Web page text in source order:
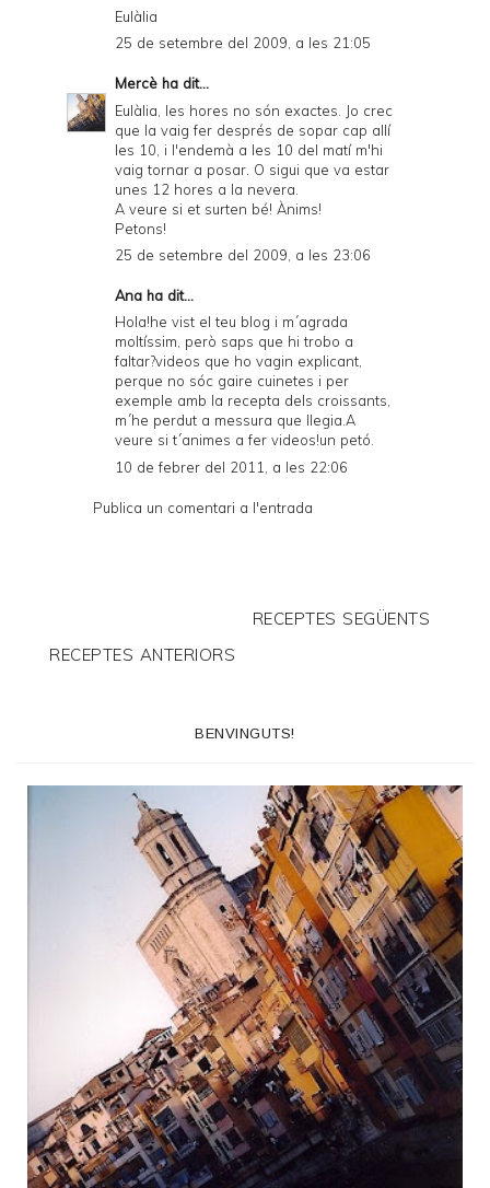
Eulàlia
25 de setembre del 2009, a les 21:05
Mercè ha dit...
Eulàlia, les hores no són exactes. Jo crec
que la vaig fer després de sopar cap allí
les 10, i l'endemà a les 10 del matí m'hi
vaig tornar a posar. O sigui que va estar
unes 12 hores a la nevera.
A veure si et surten bé! Ànims!
Petons!
25 de setembre del 2009, a les 23:06
Ana ha dit...
Hola!he vist el teu blog i m´agrada
moltíssim, però saps que hi trobo a
faltar?videos que ho vagin explicant,
perque no sóc gaire cuinetes i per
exemple amb la recepta dels croissants,
m´he perdut a messura que llegia.A
veure si t´animes a fer videos!un petó.
10 de febrer del 2011, a les 22:06
Publica un comentari a l'entrada
RECEPTES SEGÜENTS
RECEPTES ANTERIORS
BENVINGUTS!